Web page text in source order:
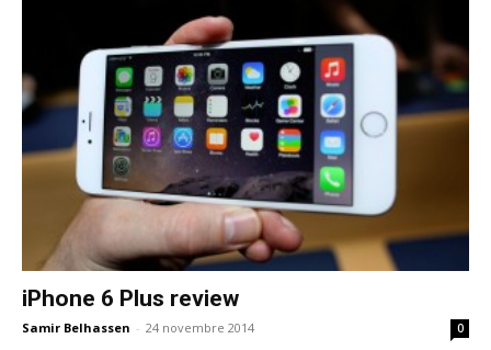
iPhone 6 Plus review
Samir Belhassen - 24 novembre 2014 0